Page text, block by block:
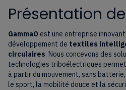
Présentation
GammaO est une entreprise
développement de textiles
circulaires. Nous concevons des
technologies triboélectriques
à partir du mouvement, sans
le sport, la mobilité douce et la